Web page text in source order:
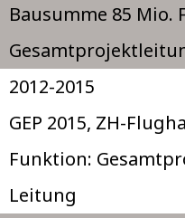
Bausumme 85
2012-2015
GEP 2015, ZH-
Funktion:
Leitung